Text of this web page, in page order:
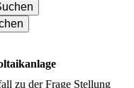
zu der Frage Stellung